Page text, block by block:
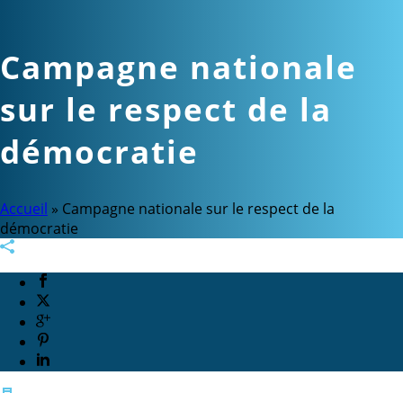
Campagne nationale
sur le respect de la
démocratie
Accueil » Campagne nationale sur le respect de la
démocratie